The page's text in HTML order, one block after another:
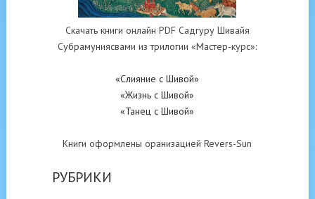
Скачать книги онлайн PDF Садгуру Шивайя
Субрамуниясвами из трилогии «Мастер-курс»:
«Слияние с Шивой»
«Жизнь с Шивой»
«Танец с Шивой»
Книги оформлены оранизацией Revers-Sun
РУБРИКИ